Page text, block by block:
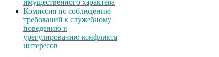
имущественного характера
Комиссия по соблюдению
требований к служебному
поведению и
урегулированию конфликта
интересов